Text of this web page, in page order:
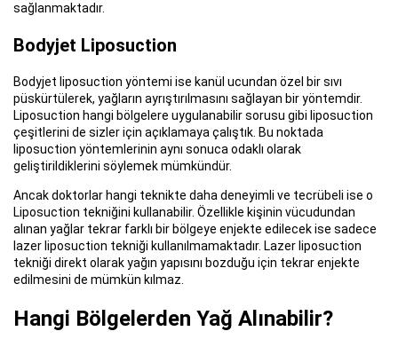
sağlanmaktadır.
Bodyjet Liposuction
Bodyjet liposuction yöntemi ise kanül ucundan özel bir sıvı
püskürtülerek, yağların ayrıştırılmasını sağlayan bir yöntemdir.
Liposuction hangi bölgelere uygulanabilir sorusu gibi liposuction
çeşitlerini de sizler için açıklamaya çalıştık. Bu noktada
liposuction yöntemlerinin aynı sonuca odaklı olarak
geliştirildiklerini söylemek mümkündür.
Ancak doktorlar hangi teknikte daha deneyimli ve tecrübeli ise o
Liposuction tekniğini kullanabilir. Özellikle kişinin vücudundan
alınan yağlar tekrar farklı bir bölgeye enjekte edilecek ise sadece
lazer liposuction tekniği kullanılmamaktadır. Lazer liposuction
tekniği direkt olarak yağın yapısını bozduğu için tekrar enjekte
edilmesini de mümkün kılmaz.
Hangi Bölgelerden Yağ Alınabilir?